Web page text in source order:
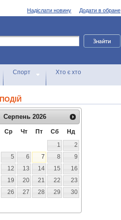
Додати в обране
Надіслати новину
Спорт Хто є хто
Серпень 2026
Ср Чт Пт Сб
Нд
1
2
5 6 7 8
9
12 13 14 15
16
19 20 21 22
23
26 27 28 29
30